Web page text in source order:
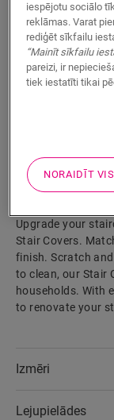
Skaista apdare
Pret
Izgatavots no
Upgrade your
Stair Covers.
finish. Scratch
to clean, our Stair
households. With
to renovate your
Izmēri
Lejupielādes
iespējotu sociālo
reklāmas. Varat
rediģēt sīkfailu
“Mainīt sīkfailu
pareizi, ir
tiek iestatīti tikai
NORAIDĪT